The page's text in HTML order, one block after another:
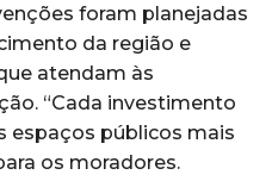
foram planejadas
da região e
atendam às
“Cada investimento
espaços públicos mais
os moradores.